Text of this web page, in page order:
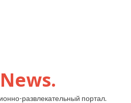
развлекательный портал.